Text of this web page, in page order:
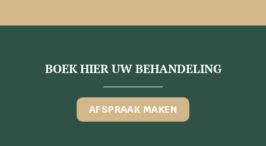
BOEK HIER UW BEHANDELING
AFSPRAAK MAKEN